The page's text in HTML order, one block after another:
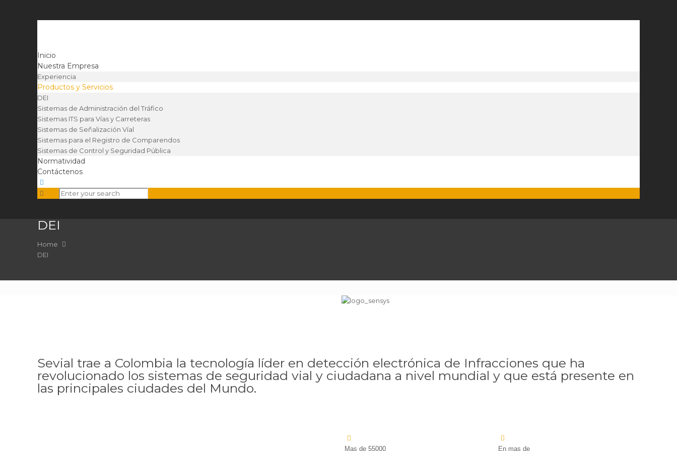
Inicio
Nuestra Empresa
Experiencia
Productos y Servicios
DEI
Sistemas de Administración del Tráfico
Sistemas ITS para Vías y Carreteras
Sistemas de Señalización Víal
Sistemas para el Registro de Comparendos
Sistemas de Control y Seguridad Pública
Normatividad
Contáctenos
DEI
Home
DEI
Sevial trae a Colombia la tecnología líder en detección electrónica de Infracciones que ha
revolucionado los sistemas de seguridad vial y ciudadana a nivel mundial y que está presente en
las principales ciudades del Mundo.
Mas de55000 En mas de